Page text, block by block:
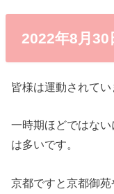
2022年8月30
皆様は運動されてい
一時期ほどではな
は多いです。
京都ですと京都御